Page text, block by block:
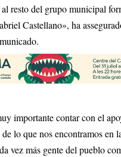
resto del grupo municipal
Castellano», ha
importante contar con el
lo que nos encontramos en
vez más gente del pueblo